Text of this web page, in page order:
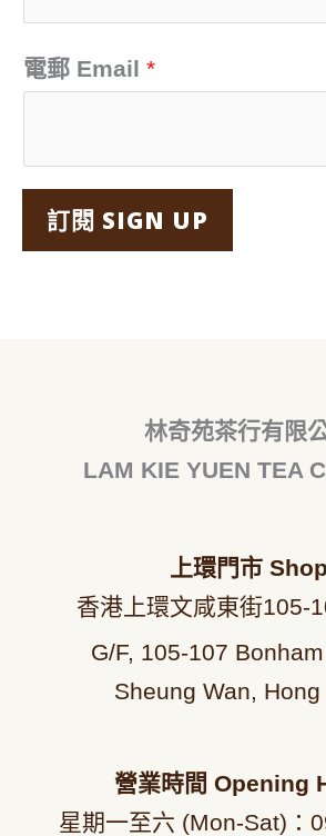
電郵 Email *
訂閱 SIGN UP
林奇苑茶行有限
LAM KIE YUEN TEA
上環門市 Shop
香港上環文咸東街105-
G/F, 105-107
Sheung Wan, Hong
營業時間 Opening
星期一至六 (Mon-Sat)：